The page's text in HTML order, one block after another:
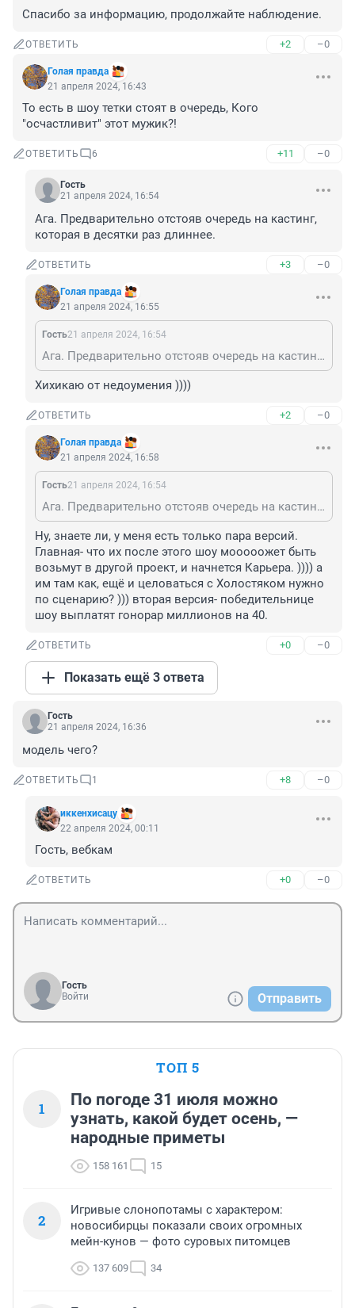
Спасибо за информацию, продолжайте наблюдение.
ОТВЕТИТЬ +2 –0
Голая правда
21 апреля 2024, 16:43
То есть в шоу тетки стоят в очередь, Кого
"осчастливит" этот мужик?!
ОТВЕТИТЬ 6 +11 –0
Гость
21 апреля 2024, 16:54
Ага. Предварительно отстояв очередь на кастинг,
которая в десятки раз длиннее.
ОТВЕТИТЬ +3 –0
Голая правда
21 апреля 2024, 16:55
Гость21 апреля 2024, 16:54
Ага. Предварительно отстояв очередь на кастинг, которая в десятки раз длиннее.
Хихикаю от недоумения ))))
ОТВЕТИТЬ +2 –0
Голая правда
21 апреля 2024, 16:58
Гость21 апреля 2024, 16:54
Ага. Предварительно отстояв очередь на кастинг, которая в десятки раз длиннее.
Ну, знаете ли, у меня есть только пара версий.
Главная- что их после этого шоу мооооожет быть
возьмут в другой проект, и начнется Карьера. )))) а
им там как, ещё и целоваться с Холостяком нужно
по сценарию? ))) вторая версия- победительнице
шоу выплатят гонорар миллионов на 40.
ОТВЕТИТЬ +0 –0
Показать ещё 3 ответа
Гость
21 апреля 2024, 16:36
модель чего?
ОТВЕТИТЬ 1 +8 –0
иккенхисацу
22 апреля 2024, 00:11
Гость, вебкам
ОТВЕТИТЬ +0 –0
Гость
Войти
Отправить
ТОП 5
1
По погоде 31 июля можно
узнать, какой будет осень, —
народные приметы
158 161 15
2
Игривые слонопотамы с характером:
новосибирцы показали своих огромных
мейн-кунов — фото суровых питомцев
137 609 34